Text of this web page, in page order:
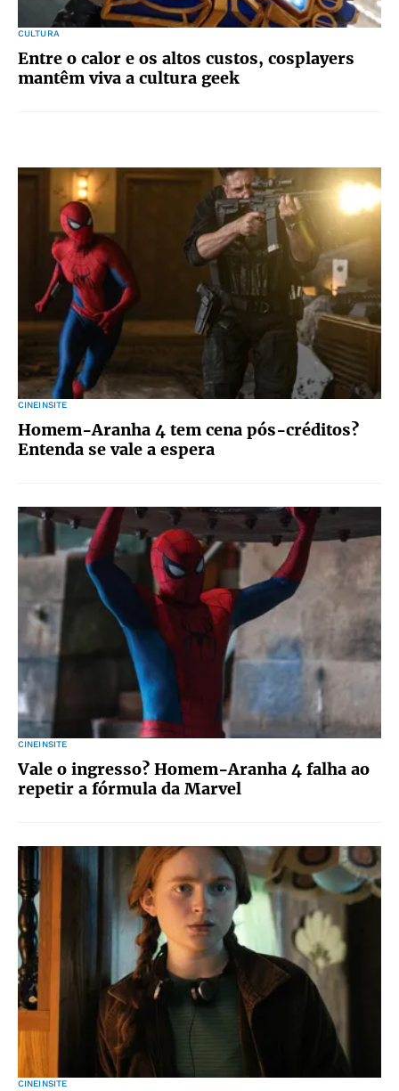
CULTURA
Entre o calor e os altos custos, cosplayers
mantêm viva a cultura geek
CINEINSITE
Homem-Aranha 4 tem cena pós-créditos?
Entenda se vale a espera
CINEINSITE
Vale o ingresso? Homem-Aranha 4 falha ao
repetir a fórmula da Marvel
CINEINSITE